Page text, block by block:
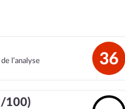
l’analyse
36
100)